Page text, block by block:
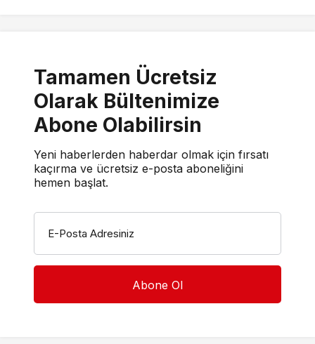
Tamamen Ücretsiz
Olarak Bültenimize
Abone Olabilirsin
Yeni haberlerden haberdar olmak için fırsatı
kaçırma ve ücretsiz e-posta aboneliğini
hemen başlat.
E-Posta Adresiniz